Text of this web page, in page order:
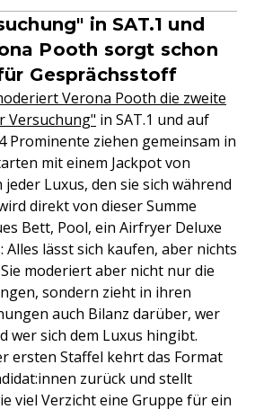
in SAT.1 und
Pooth sorgt schon
Gesprächsstoff
Verona Pooth die zweite
Versuchung" in SAT.1 und auf
Prominente ziehen gemeinsam in
mit einem Jackpot von
jeder Luxus, den sie sich während
direkt von dieser Summe
Bett, Pool, ein Airfryer Deluxe
lässt sich kaufen, aber nichts
moderiert aber nicht nur die
sondern zieht in ihren
auch Bilanz darüber, wer
wer sich dem Luxus hingibt.
ersten Staffel kehrt das Format
zurück und stellt
viel Verzicht eine Gruppe für ein